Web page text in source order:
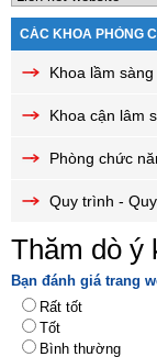
CÁC KHOA PHÒNG
Khoa lầm sàng
Khoa cận lâm
Phòng chức
Quy trình -
Thăm dò ý
Bạn đánh giá trang
Rất tốt
Tốt
Bình thường